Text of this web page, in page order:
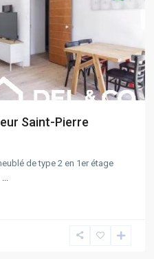
Saint-Pierre
de type 2 en 1er étage
...